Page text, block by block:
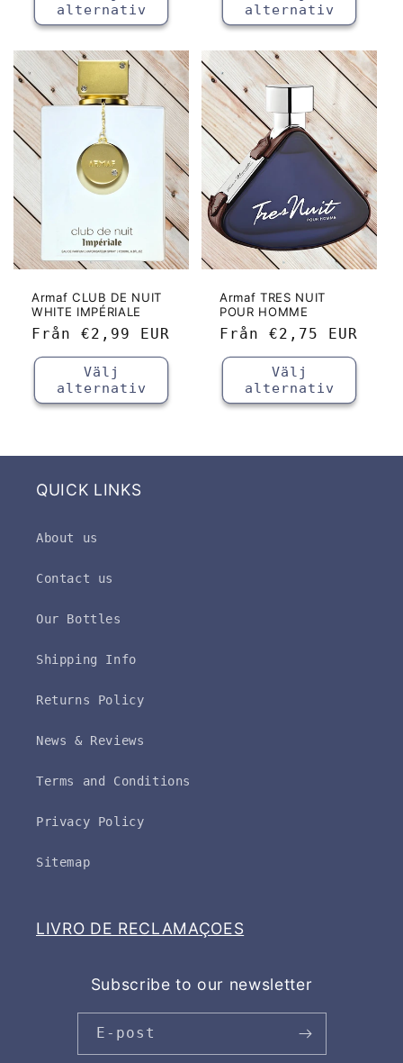
alternativ
alternativ
Armaf CLUB DE NUIT
WHITE IMPÉRIALE
Ordinarie
pris
Från €2,99 EUR
Välj
alternativ
Armaf TRES NUIT
POUR HOMME
Ordinarie
pris
Från €2,75 EUR
Välj
alternativ
QUICK LINKS
About us
Contact us
Our Bottles
Shipping Info
Returns Policy
News & Reviews
Terms and Conditions
Privacy Policy
Sitemap
LIVRO DE RECLAMAÇOES
Subscribe to our newsletter
E-post